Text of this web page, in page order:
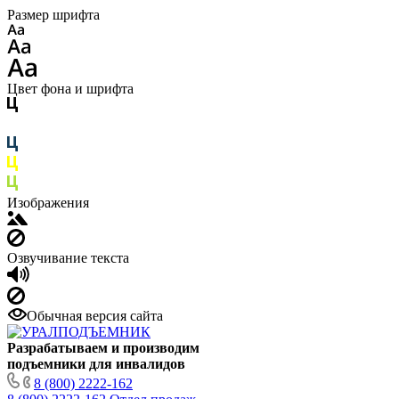
Размер шрифта
Цвет фона и шрифта
Изображения
Озвучивание текста
Обычная версия сайта
Разрабатываем и производим
подъемники для инвалидов
8 (800) 2222-162